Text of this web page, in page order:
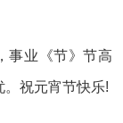
事业《节》节高
祝元宵节快乐!